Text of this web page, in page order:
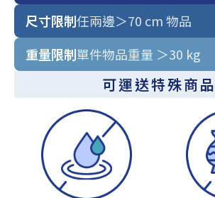
尺寸限制任兩邊＞70 cm 物品
重量限制單件物品重量 ＞30 kg
可運送特殊商品